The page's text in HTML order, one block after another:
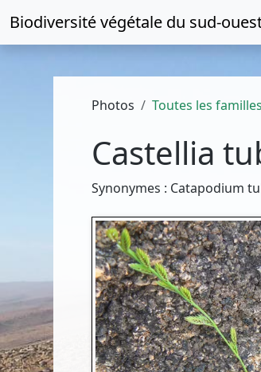
Biodiversité végétale du sud-
Photos Toutes les familles
Castellia
Synonymes : Catapodium